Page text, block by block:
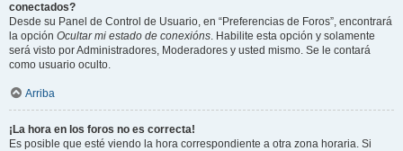
conectados?
Desde su Panel de Control de Usuario, en “Preferencias de Foros”, encontrará
la opción Ocultar mi estado de conexións. Habilite esta opción y solamente
será visto por Administradores, Moderadores y usted mismo. Se le contará
como usuario oculto.
Arriba
¡La hora en los foros no es correcta!
Es posible que esté viendo la hora correspondiente a otra zona horaria. Si